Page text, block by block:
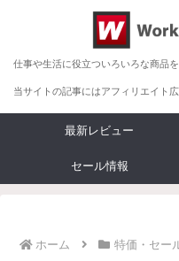
仕事や生活に役立ついろいろな商品
当サイトの記事にはアフィリエイト広
最新レビュー
セール情報
ホーム 特価・セー